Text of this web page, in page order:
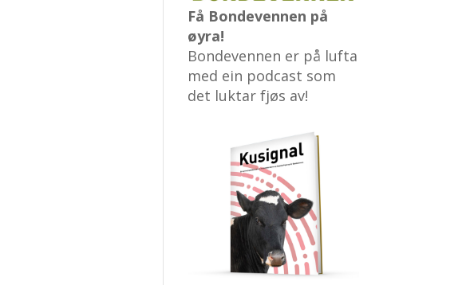
Få Bondevennen på
øyra!
Bondevennen er på lufta
med ein podcast som
det luktar fjøs av!